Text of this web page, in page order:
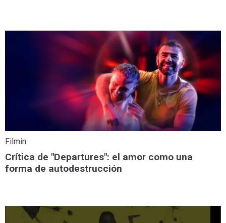
Filmin
Crítica de "Departures": el amor como una
forma de autodestrucción